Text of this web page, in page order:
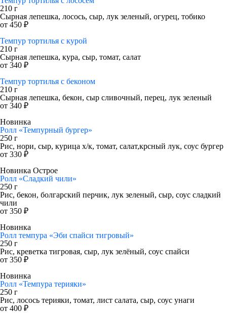
210 г
Сырная лепешка, лосось, сыр, лук зеленый, огурец, тобико
от 450 ₽
Темпур тортилья с курой
210 г
Сырная лепешка, кура, сыр, томат, салат
от 340 ₽
Темпур тортилья с беконом
210 г
Сырная лепешка, бекон, сыр сливочный, перец, лук зеленый
от 340 ₽
Новинка
Ролл «Темпурный бургер»
250 г
Рис, нори, сыр, курица х/к, томат, салат,крсный лук, соус бургер
от 330 ₽
Новинка Острое
Ролл «Сладкий чили»
250 г
Рис, бекон, болгарский перчик, лук зеленый, сыр, соус сладкий
чили
от 350 ₽
Новинка
Ролл темпура «Эби спайси тигровый»
250 г
Рис, креветка тигровая, сыр, лук зелёный, соус спайси
от 350 ₽
Новинка
Ролл «Темпура терияки»
250 г
Рис, лосось терияки, томат, лист салата, сыр, соус унаги
от 400 ₽